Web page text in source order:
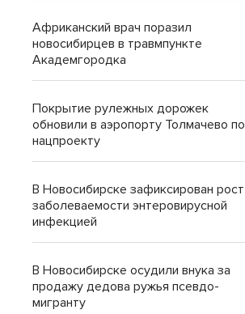
Африканский врач поразил
новосибирцев в травмпункте
Академгородка
Покрытие рулежных дорожек
обновили в аэропорту Толмачево по
нацпроекту
В Новосибирске зафиксирован рост
заболеваемости энтеровирусной
инфекцией
В Новосибирске осудили внука за
продажу дедова ружья псевдо-
мигранту